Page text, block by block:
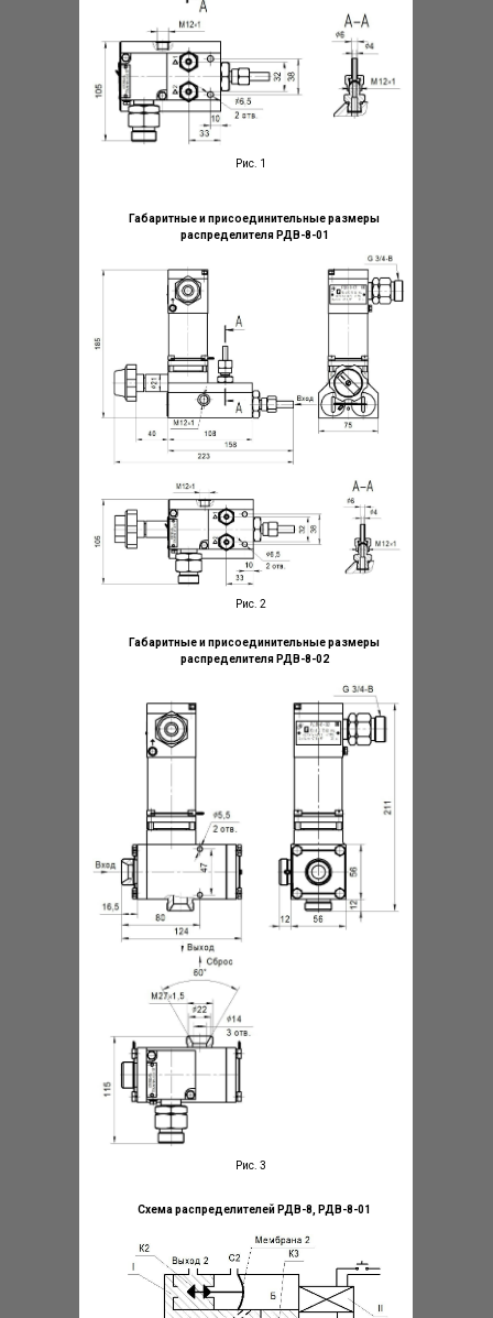
Рис. 1
Рис. 2
Габаритные и присоединительные размеры
распределителя РДВ-8-01
Рис. 3
Габаритные и присоединительные размеры
распределителя РДВ-8-02
Схема распределителей РДВ-8, РДВ-8-01